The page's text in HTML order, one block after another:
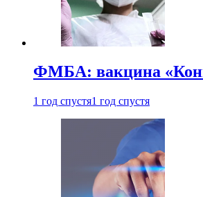
ФМБА: вакцина
1 год спустя1 год спустя